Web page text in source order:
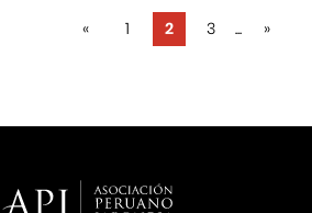
« 1 2 3 ... »